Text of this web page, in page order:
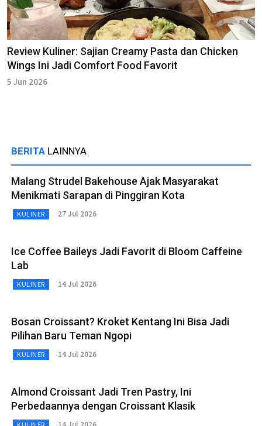
Review Kuliner: Sajian Creamy Pasta dan Chicken
Wings Ini Jadi Comfort Food Favorit
5 Jun 2026
BERITA LAINNYA
Malang Strudel Bakehouse Ajak Masyarakat
Menikmati Sarapan di Pinggiran Kota
KULINER 27 Jul 2026
Ice Coffee Baileys Jadi Favorit di Bloom Caffeine
Lab
KULINER 14 Jul 2026
Bosan Croissant? Kroket Kentang Ini Bisa Jadi
Pilihan Baru Teman Ngopi
KULINER 14 Jul 2026
Almond Croissant Jadi Tren Pastry, Ini
Perbedaannya dengan Croissant Klasik
KULINER